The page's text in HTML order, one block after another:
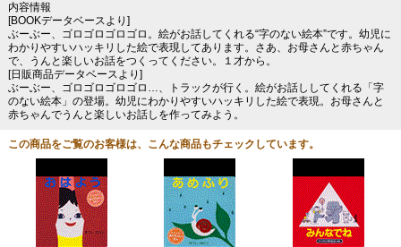
内容情報
[BOOKデータベースより]
ぶーぶー、ゴロゴロゴロゴロ。絵がお話してくれる“字のない絵本”です。幼児に
わかりやすいハッキリした絵で表現してあります。さあ、お母さんと赤ちゃん
で、うんと楽しいお話をつくってください。１才から。
[日販商品データベースより]
ぶーぶー、ゴロゴロゴロゴロ…、トラックが行く。絵がお話ししてくれる「字
のない絵本」の登場。幼児にわかりやすいハッキリした絵で表現。お母さんと
赤ちゃんでうんと楽しいお話しを作ってみよう。
この商品をご覧のお客様は、こんな商品もチェックしています。